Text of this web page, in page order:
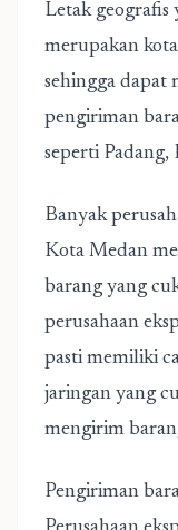
Letak geografis
merupakan
sehingga dapat
pengiriman
seperti Padang,
Banyak
Kota Medan
barang yang
perusahaan
pasti memiliki
jaringan yang
mengirim
Pengiriman